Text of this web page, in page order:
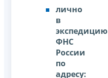
лично
в
экспедицию
ФНС
России
по
адресу: